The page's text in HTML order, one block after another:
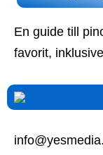
En guide till
favorit,